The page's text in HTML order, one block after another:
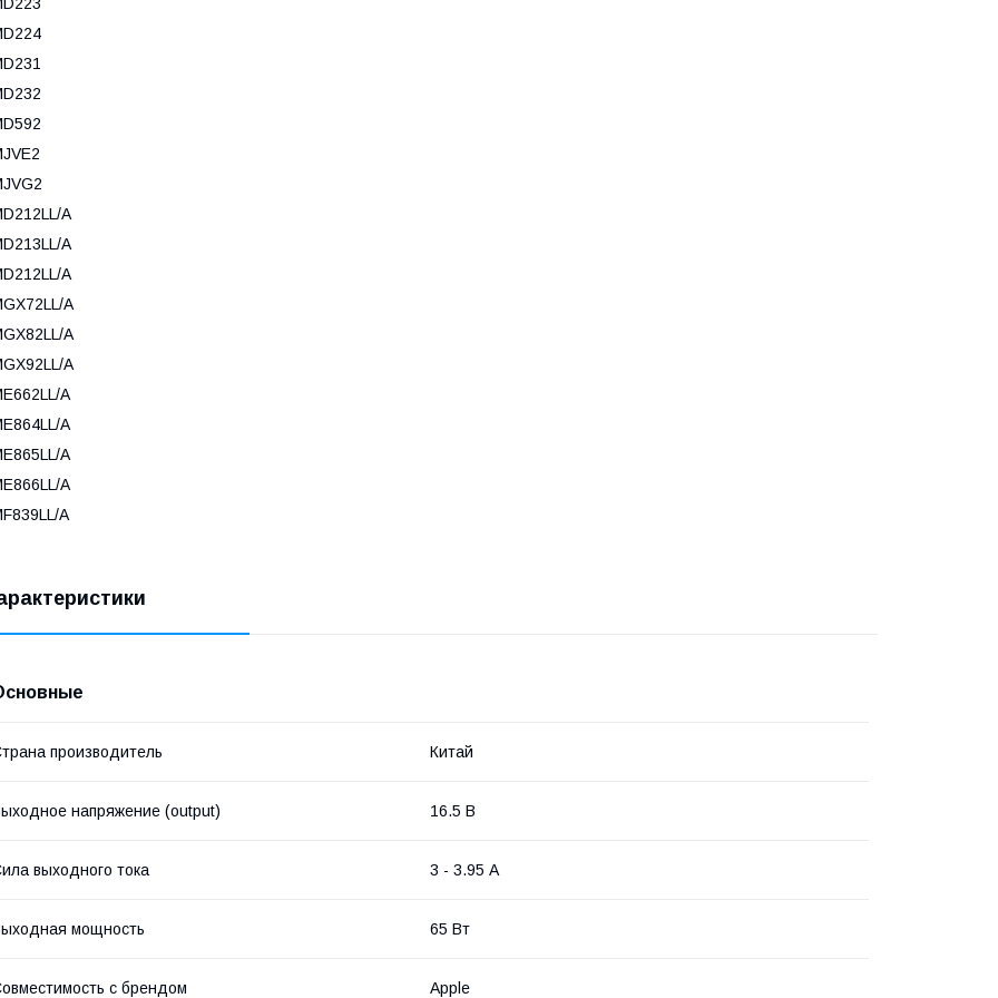
A
A
A
A
A
A
A
A
A
A
A
производитель Китай
напряжение (output) 16.5 В
выходного тока 3 - 3.95 А
мощность 65 Вт
с брендом Apple